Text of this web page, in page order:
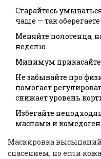
Старайтесь
чаще — так
Меняйте полотенца,
неделю.
Минимум
Не забывайте про
помогает
снижает уровень
Избегайте
маслами и
Маскировка
спасением, но если